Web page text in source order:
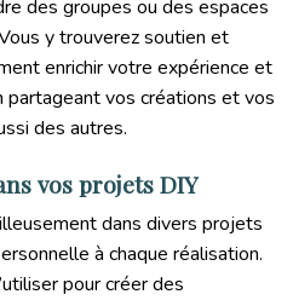
des groupes ou des espaces
y trouverez soutien et
enrichir votre expérience et
partageant vos créations et vos
des autres.
vos projets DIY
dans divers projets
à chaque réalisation.
pour créer des